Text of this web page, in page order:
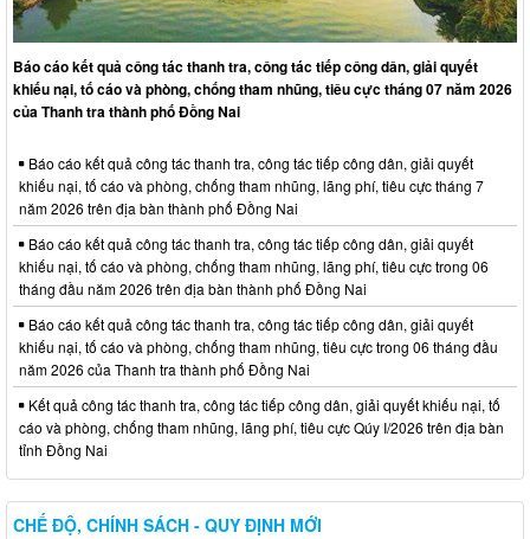
Báo cáo kết quả công tác thanh tra, công tác tiếp công dân, giải quyết
khiếu nại, tố cáo và phòng, chống tham nhũng, tiêu cực tháng 07 năm 2026
của Thanh tra thành phố Đồng Nai
Báo cáo kết quả công tác thanh tra, công tác tiếp công dân, giải quyết
khiếu nại, tố cáo và phòng, chống tham nhũng, lãng phí, tiêu cực tháng 7
năm 2026 trên địa bàn thành phố Đồng Nai
Báo cáo kết quả công tác thanh tra, công tác tiếp công dân, giải quyết
khiếu nại, tố cáo và phòng, chống tham nhũng, lãng phí, tiêu cực trong 06
tháng đầu năm 2026 trên địa bàn thành phố Đồng Nai
Báo cáo kết quả công tác thanh tra, công tác tiếp công dân, giải quyết
khiếu nại, tố cáo và phòng, chống tham nhũng, tiêu cực trong 06 tháng đầu
năm 2026 của Thanh tra thành phố Đồng Nai
Kết quả công tác thanh tra, công tác tiếp công dân, giải quyết khiếu nại, tố
cáo và phòng, chống tham nhũng, lãng phí, tiêu cực Qúy I/2026 trên địa bàn
tỉnh Đồng Nai
CHẾ ĐỘ, CHÍNH SÁCH - QUY ĐỊNH MỚI